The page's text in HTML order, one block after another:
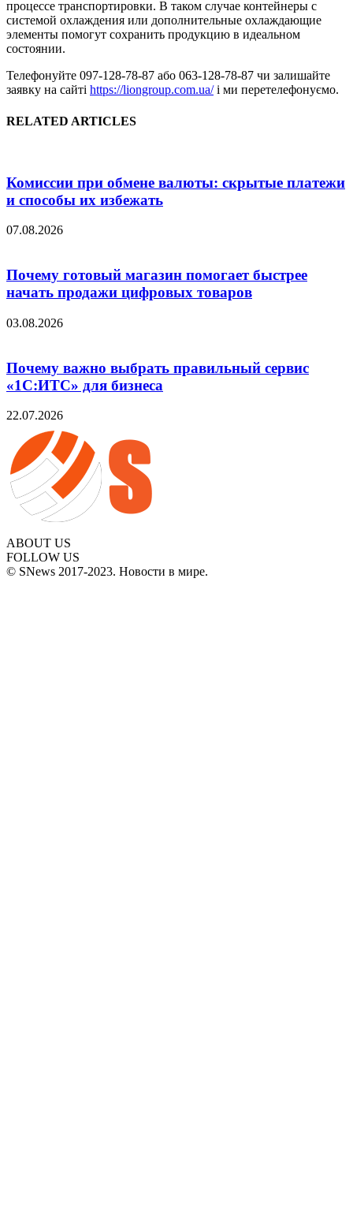
процессе транспортировки. В таком случае контейнеры с
системой охлаждения или дополнительные охлаждающие
элементы помогут сохранить продукцию в идеальном
состоянии.
Телефонуйте 097-128-78-87 або 063-128-78-87 чи залишайте
заявку на сайті https://liongroup.com.ua/і ми перетелефонуємо.
RELATED ARTICLES
Комиссии при обмене валюты: скрытые платежи
и способы их избежать
07.08.2026
Почему готовый магазин помогает быстрее
начать продажи цифровых товаров
03.08.2026
Почему важно выбрать правильный сервис
«1С:ИТС» для бизнеса
22.07.2026
ABOUT US
FOLLOW US
© SNews 2017-2023. Новости в мире.